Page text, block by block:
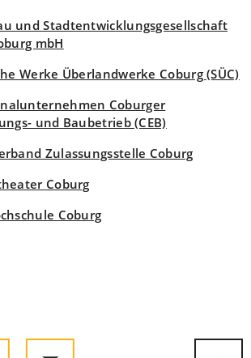
und Stadtentwicklungsgesellschaft
mbH
Werke Überlandwerke Coburg (SÜC)
Coburger
und Baubetrieb (CEB)
Zulassungsstelle Coburg
Coburg
Coburg